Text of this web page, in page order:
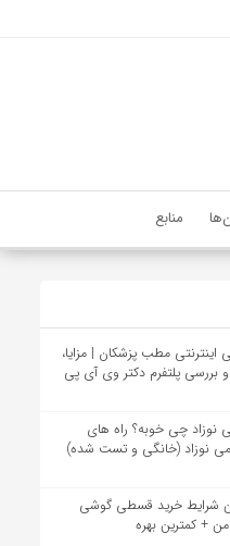
منابع
مطب پزشکان | مزایا،
بررسی پلتفرم دکتر وی آی پی
نوزاد چی خوبه؟ راه های
نوزاد (خانگی و تست شده)
شرایط خرید قسطی گوشی
+ کمترین بهره